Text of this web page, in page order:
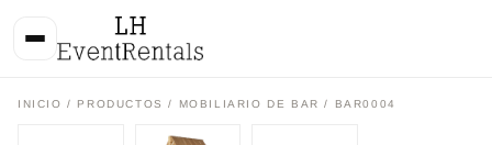
INICIO / PRODUCTOS/ MOBILIARIO DE BAR / BAR0004